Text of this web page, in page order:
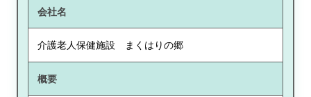
会社名
介護老人保健施設 まくはりの郷
概要